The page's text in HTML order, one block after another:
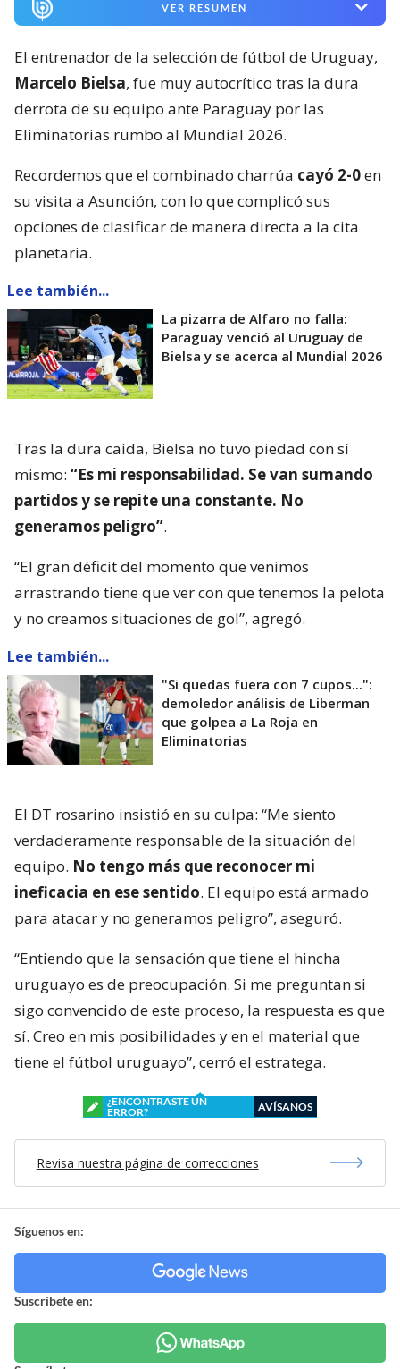
VER RESUMEN
El entrenador de la selección de fútbol de Uruguay,
Marcelo Bielsa, fue muy autocrítico tras la dura
derrota de su equipo ante Paraguay por las
Eliminatorias rumbo al Mundial 2026.
Recordemos que el combinado charrúa cayó 2-0en
su visita a Asunción, con lo que complicó sus
opciones de clasificar de manera directa a la cita
planetaria.
Lee también...
La pizarra de Alfaro no falla:
Paraguay venció al Uruguay de
Bielsa y se acerca al Mundial 2026
Tras la dura caída, Bielsa no tuvo piedad con sí
mismo: “Es mi responsabilidad. Se van sumando
partidos y se repite una constante. No
generamos peligro”.
“El gran déficit del momento que venimos
arrastrando tiene que ver con que tenemos la pelota
y no creamos situaciones de gol”, agregó.
Lee también...
"Si quedas fuera con 7 cupos...":
demoledor análisis de Liberman
que golpea a La Roja en
Eliminatorias
El DT rosarino insistió en su culpa: “Me siento
verdaderamente responsable de la situación del
equipo. No tengo más que reconocer mi
ineficacia en ese sentido. El equipo está armado
para atacar y no generamos peligro”, aseguró.
“Entiendo que la sensación que tiene el hincha
uruguayo es de preocupación. Si me preguntan si
sigo convencido de este proceso, la respuesta es que
sí. Creo en mis posibilidades y en el material que
tiene el fútbol uruguayo”, cerró el estratega.
¿ENCONTRASTE UN
ERROR?
AVÍSANOS
Revisa nuestra página de correcciones
Síguenos en:
Suscríbete en: